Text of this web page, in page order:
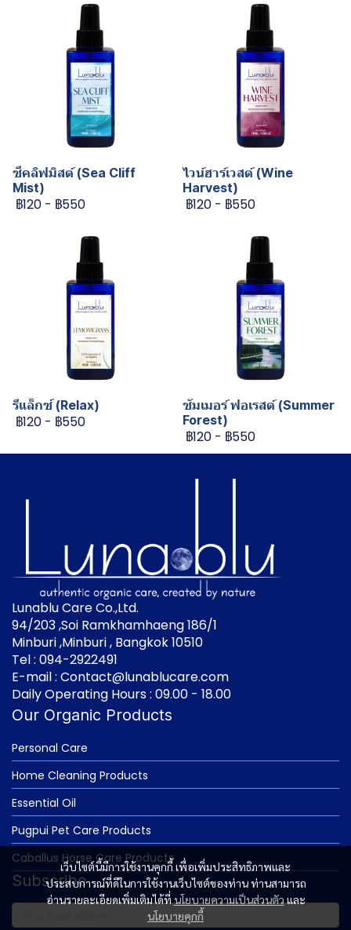
ซีคลิฟมิสต์ (Sea Cliff
Mist)
฿120 - ฿550
ไวน์ฮาร์เวสต์ (Wine
Harvest)
฿120 - ฿550
รีแล็กซ์ (Relax)
฿120 - ฿550
ซัมเมอร์ ฟอเรสต์ (Summer
Forest)
฿120 - ฿550
เว็บไซต์นี้มีการใช้งานคุกกี้ เพื่อเพิ่มประสิทธิภาพและ
ประสบการณ์ที่ดีในการใช้งานเว็บไซต์ของท่าน ท่านสามารถ
อ่านรายละเอียดเพิ่มเติมได้ที่นโยบายความเป็นส่วนตัวและ
นโยบายคุกกี้
Lunablu Care Co.,Ltd.
94/203 ,Soi Ramkhamhaeng 186/1
Minburi ,Minburi , Bangkok 10510
Tel : 094-2922491
E-mail : Contact@lunablucare.com
Daily Operating Hours : 09.00 - 18.00
Our Organic Products
Personal Care
Home Cleaning Products
Essential Oil
Pugpui Pet Care Products
Caballus Horse Care Products
Subscribe